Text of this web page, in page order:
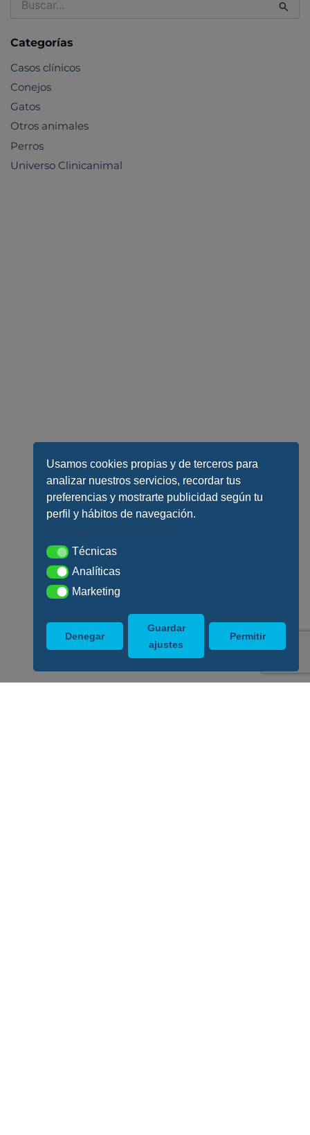
por:
Categorías
Casos clínicos
Conejos
Gatos
Otros animales
Perros
Universo Clinicanimal
Usamos cookies propias y de terceros para
analizar nuestros servicios, recordar tus
preferencias y mostrarte publicidad según tu
perfil y hábitos de navegación.
TécnicasTécnicas
AnalíticasAnalíticas
MarketingMarketing
Denegar
Guardar
ajustes
Permitir